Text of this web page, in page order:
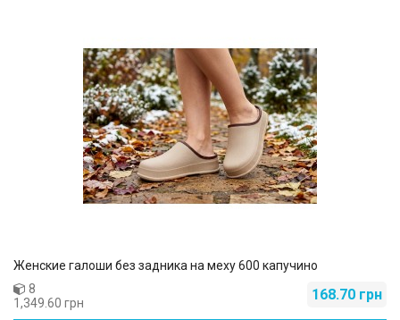
Женские галоши без задника на меху 600 капучино
168.70 грн
8
1,349.60 грн